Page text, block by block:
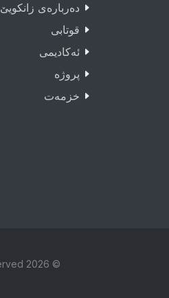
دەربارەى زانکویێ
قوتابى
ئەکادیمى
پروژە
خزمەت
© 2026 Copyright Duhok Polytechnic University (DPU) - All Rights Reserved